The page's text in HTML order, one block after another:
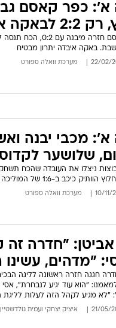
א': כפר קאסם
אל גרבייה
כפר קאסם חזרה מיבנה
באקה איבדה יתרון מבטיח
מערכת וואלה ספורט
א': מכבי יבנה
שלושער
ניצלו את העובדה שהכח תשחק
כיכב ב-1:6 של המוליכה הצפונית על כאוכב
מערכת וואלה ספורט
אביטן: "חדרה
"מדהים, עשינו
"הוא עוד יגיע לנבחרת",
"לא מגיע לקהל הזה לעלות לליגת
איציק יצחקי עמית גולדשטיין